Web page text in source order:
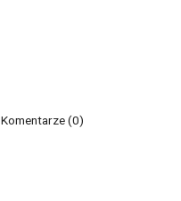
Komentarze (0)